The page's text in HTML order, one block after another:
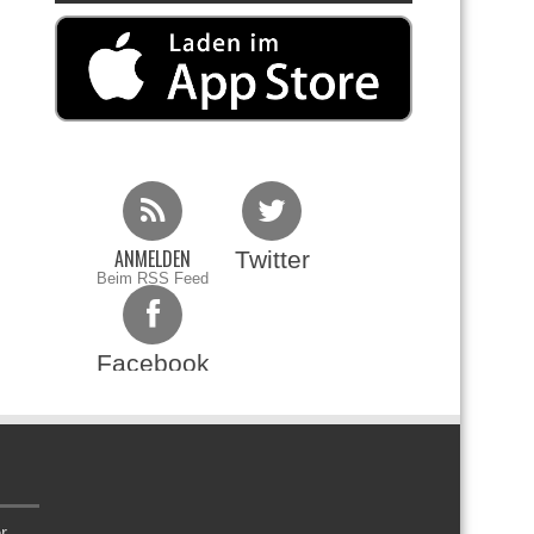
ANMELDEN
Beim RSS Feed
Twitter
Facebook